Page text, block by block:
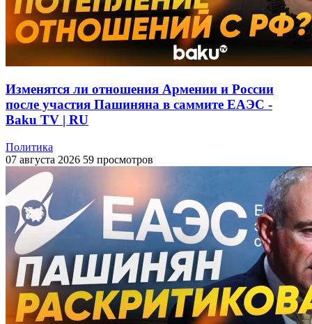
Изменятся ли отношения Армении и России
после участия Пашиняна в саммите ЕАЭС -
Baku TV | RU
Политика
07 августа 2026 59 просмотров